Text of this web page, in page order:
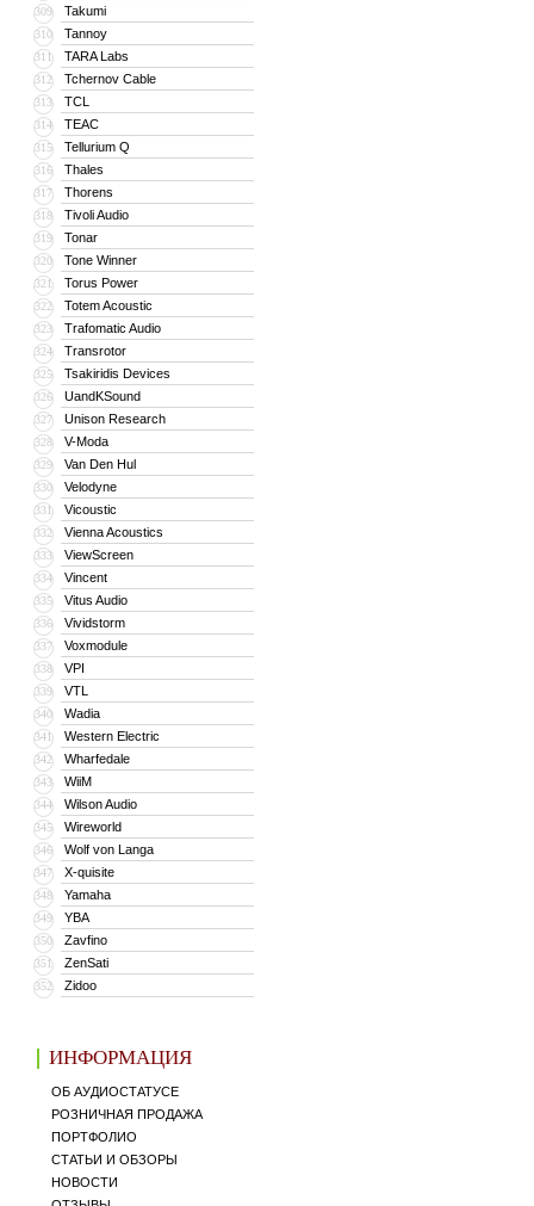
309 Takumi
310 Tannoy
311 TARA Labs
312 Tchernov Cable
313 TCL
314 TEAC
315 Tellurium Q
316 Thales
317 Thorens
318 Tivoli Audio
319 Tonar
320 Tone Winner
321 Torus Power
322 Totem Acoustic
323 Trafomatic Audio
324 Transrotor
325 Tsakiridis Devices
326 UandKSound
327 Unison Research
328 V-Moda
329 Van Den Hul
330 Velodyne
331 Vicoustic
332 Vienna Acoustics
333 ViewScreen
334 Vincent
335 Vitus Audio
336 Vividstorm
337 Voxmodule
338 VPI
339 VTL
340 Wadia
341 Western Electric
342 Wharfedale
343 WiiM
344 Wilson Audio
345 Wireworld
346 Wolf von Langa
347 X-quisite
348 Yamaha
349 YBA
350 Zavfino
351 ZenSati
352 Zidoo
ИНФОРМАЦИЯ
ОБ АУДИОСТАТУСЕ
РОЗНИЧНАЯ ПРОДАЖА
ПОРТФОЛИО
СТАТЬИ И ОБЗОРЫ
НОВОСТИ